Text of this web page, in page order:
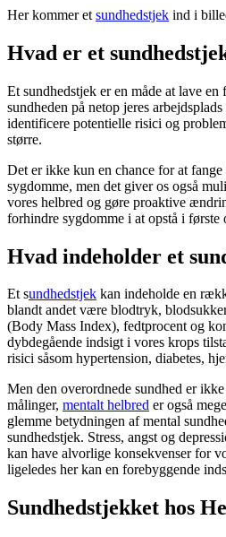
Her kommer et sundhedstjek ind i
Hvad er et
Et sundhedstjek er en måde at lave
sundheden på netop jeres
identificere potentielle risici og
større.
Det er ikke kun en chance for at
sygdomme, men det giver os også
vores helbred og gøre proaktive
forhindre sygdomme i at opstå i første
Hvad indeholder et
Et sundhedstjek kan indeholde en
blandt andet være blodtryk,
(Body Mass Index), fedtprocent og
dybdegående indsigt i vores krops
risici såsom hypertension, diabetes,
Men den overordnede sundhed er
målinger, mentalt helbred er også
glemme betydningen af mental
sundhedstjek. Stress, angst og
kan have alvorlige konsekvenser for
ligeledes her kan en forebyggende
Sundhedstjekket hos